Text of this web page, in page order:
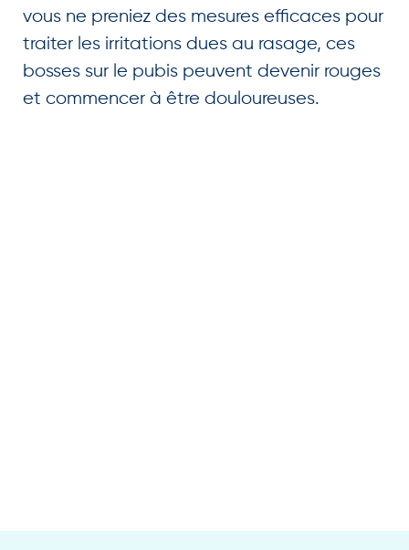
vous ne preniez des mesures efficaces pour
traiter les irritations dues au rasage, ces
bosses sur le pubis peuvent devenir rouges
et commencer à être douloureuses.